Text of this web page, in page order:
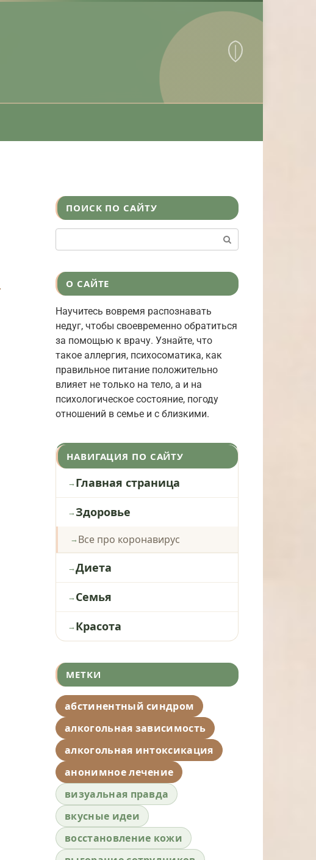
ПОИСК ПО САЙТУ
О САЙТЕ
Научитесь вовремя распознавать
недуг, чтобы своевременно обратиться
за помощью к врачу. Узнайте, что
такое аллергия, психосоматика, как
правильное питание положительно
влияет не только на тело, а и на
психологическое состояние, погоду
отношений в семье и с близкими.
НАВИГАЦИЯ ПО САЙТУ
Главная страница
Здоровье
Все про коронавирус
Диета
Семья
Красота
МЕТКИ
абстинентный синдром
алкогольная зависимость
алкогольная интоксикация
анонимное лечение
визуальная правда
вкусные идеи
восстановление кожи